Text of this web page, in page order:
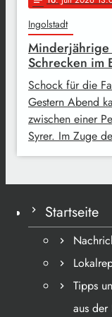
Ingolstadt
Schrecken im
Schock für die
Gestern Abend
zwischen einer
Syrer. Im Zuge
Startseite
Tipps
aus der